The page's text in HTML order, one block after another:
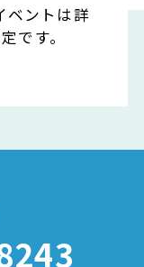
ベントは詳
です。